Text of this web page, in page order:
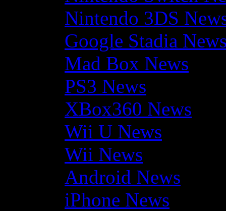
Nintendo 3DS
Google Stadia
Mad Box News
PS3 News
XBox360 News
Wii U News
Wii News
Android News
iPhone News